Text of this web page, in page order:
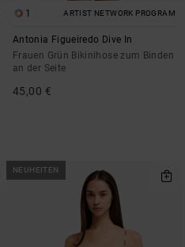
1 ARTIST NETWORK PROGRAM
Antonia Figueiredo Dive In
Frauen Grün Bikinihose zum Binden
an der Seite
45,00 €
NEUHEITEN